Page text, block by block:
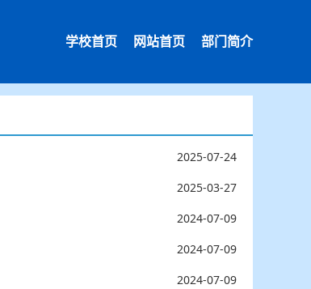
学校首页 网站首页 部门简介
2025-07-24
2025-03-27
2024-07-09
2024-07-09
2024-07-09